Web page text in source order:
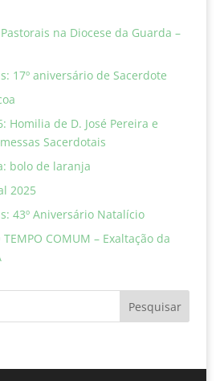
na Diocese da Guarda –
17º aniversário de Sacerdote
Homilia de D. José Pereira e
Sacerdotais
bolo de laranja
2025
43º Aniversário Natalício
TEMPO COMUM – Exaltação da
Pesquisar